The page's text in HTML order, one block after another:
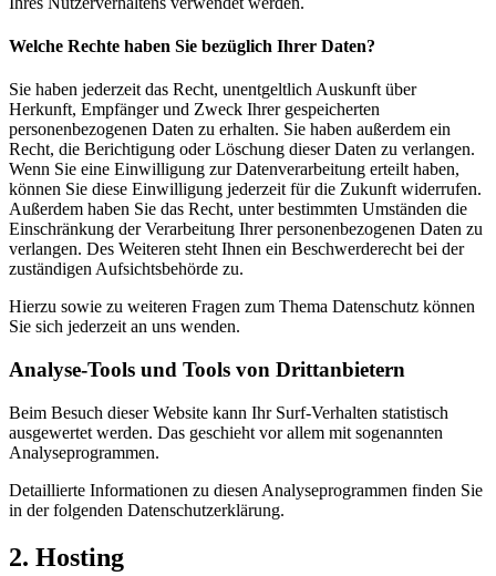
Welche Rechte haben Sie bezüglich Ihrer Daten?
Sie haben jederzeit das Recht, unentgeltlich Auskunft über
Herkunft, Empfänger und Zweck Ihrer gespeicherten
personenbezogenen Daten zu erhalten. Sie haben außerdem ein
Recht, die Berichtigung oder Löschung dieser Daten zu verlangen.
Wenn Sie eine Einwilligung zur Datenverarbeitung erteilt haben,
können Sie diese Einwilligung jederzeit für die Zukunft widerrufen.
Außerdem haben Sie das Recht, unter bestimmten Umständen die
Einschränkung der Verarbeitung Ihrer personenbezogenen Daten zu
verlangen. Des Weiteren steht Ihnen ein Beschwerderecht bei der
zuständigen Aufsichtsbehörde zu.
Hierzu sowie zu weiteren Fragen zum Thema Datenschutz können
Sie sich jederzeit an uns wenden.
Analyse-Tools und Tools von Dritt­anbietern
Beim Besuch dieser Website kann Ihr Surf-Verhalten statistisch
ausgewertet werden. Das geschieht vor allem mit sogenannten
Analyseprogrammen.
Detaillierte Informationen zu diesen Analyseprogrammen finden Sie
in der folgenden Datenschutzerklärung.
2. Hosting